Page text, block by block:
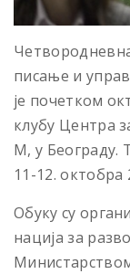
писање и
је почетком
клубу Центра
М, у Београду.
11-12. октобра
Обуку су
нација за